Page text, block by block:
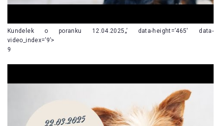
Kundelek o poranku 12.04.2025„’ data-height=’465′ data-
video_index=’9’>
9